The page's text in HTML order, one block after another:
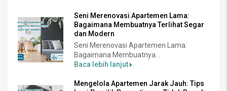
Seni Merenovasi Apartemen Lama:
Bagaimana Membuatnya Terlihat Segar
dan Modern
Seni Merenovasi Apartemen Lama:
Bagaimana Membuatnya...
Baca lebih lanjut
Mengelola Apartemen Jarak Jauh: Tips